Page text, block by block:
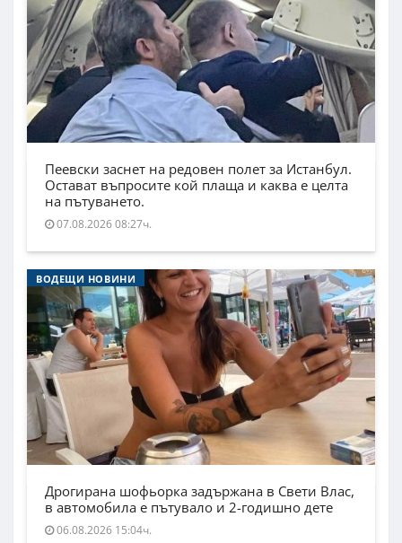
Пеевски заснет на редовен полет за Истанбул.
Остават въпросите кой плаща и каква е целта
на пътуването.
07.08.2026 08:27ч.
ВОДЕЩИ НОВИНИ
Дрогирана шофьорка задържана в Свети Влас,
в автомобила е пътувало и 2-годишно дете
06.08.2026 15:04ч.